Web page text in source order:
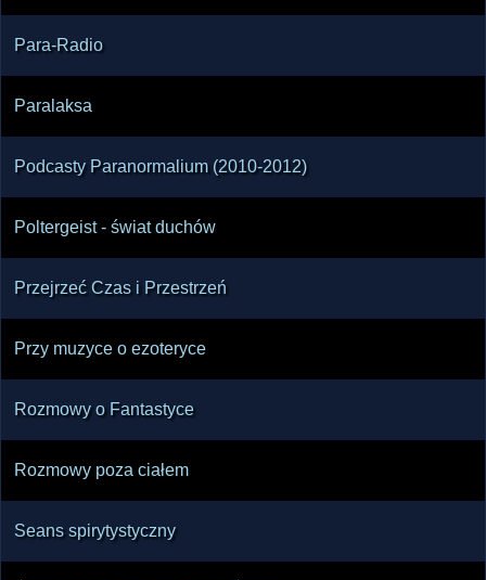
Para-Radio
Paralaksa
Podcasty Paranormalium (2010-2012)
Poltergeist - świat duchów
Przejrzeć Czas i Przestrzeń
Przy muzyce o ezoteryce
Rozmowy o Fantastyce
Rozmowy poza ciałem
Seans spirytystyczny